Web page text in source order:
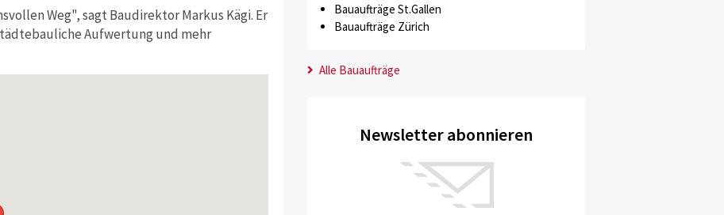
Weg", sagt Baudirektor Markus Kägi. Er
Aufwertung und mehr
Bauaufträge St.Gallen
Bauaufträge Zürich
Alle Bauaufträge
Newsletter abonnieren